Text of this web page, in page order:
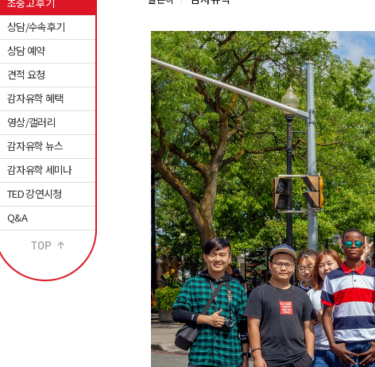
상담/수속후기
상담 예약
견적 요청
감자유학 혜택
영상/갤러리
감자유학 뉴스
감자유학 세미나
TED 강연시청
Q&A